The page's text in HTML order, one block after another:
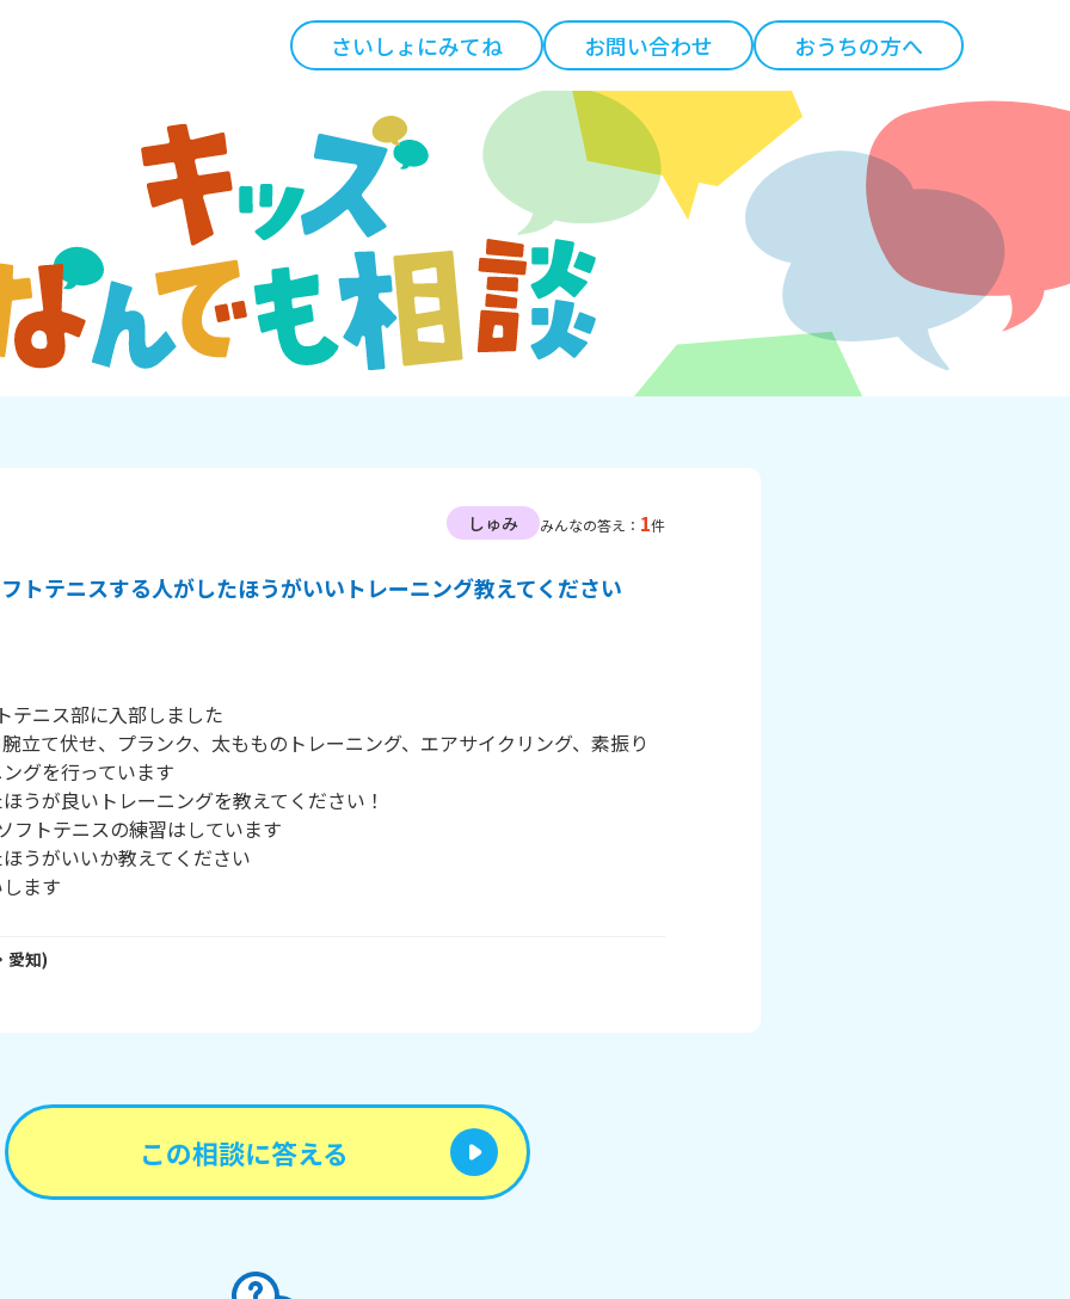
さいしょにみてね お問い合わせ おうちの方へ
しゅみ みんなの答え： 1件
トテニスする人がしたほうがいいトレーニング教えてください
テニス部に入部しました
立て伏せ、プランク、太もものトレーニング、エアサイクリング、素振り
グを行っています
うが良いトレーニングを教えてください！
フトテニスの練習はしています
うがいいか教えてください
ます
愛知)
この相談に答える